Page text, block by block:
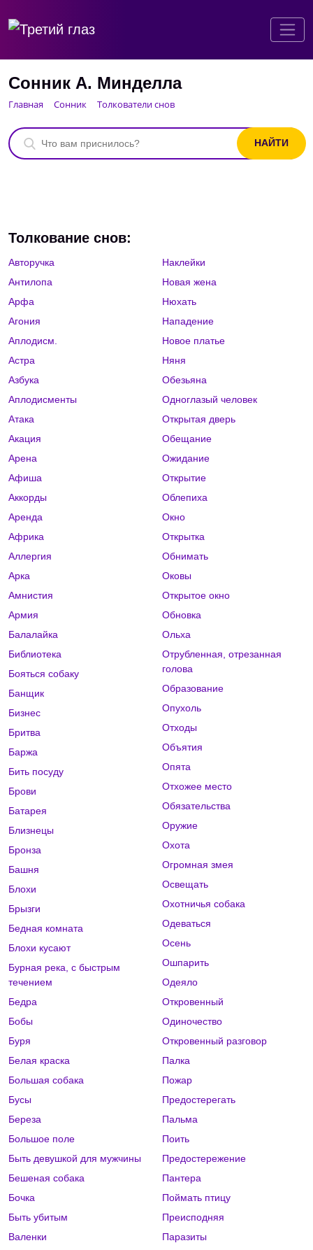
Сонник А. Минделла
Главная Сонник Толкователи снов
Толкование снов:
Авторучка
Антилопа
Арфа
Агония
Аплодисм.
Астра
Азбука
Аплодисменты
Атака
Акация
Арена
Афиша
Аккорды
Аренда
Африка
Аллергия
Арка
Амнистия
Армия
Балалайка
Библиотека
Бояться собаку
Банщик
Бизнес
Бритва
Баржа
Бить посуду
Брови
Батарея
Близнецы
Бронза
Башня
Блохи
Брызги
Бедная комната
Блохи кусают
Бурная река, с быстрым
течением
Бедра
Бобы
Буря
Белая краска
Большая собака
Бусы
Береза
Большое поле
Быть девушкой для мужчины
Бешеная собака
Бочка
Быть убитым
Валенки
Наклейки
Новая жена
Нюхать
Нападение
Новое платье
Няня
Обезьяна
Одноглазый человек
Открытая дверь
Обещание
Ожидание
Открытие
Облепиха
Окно
Открытка
Обнимать
Оковы
Открытое окно
Обновка
Ольха
Отрубленная, отрезанная
голова
Образование
Опухоль
Отходы
Объятия
Опята
Отхожее место
Обязательства
Оружие
Охота
Огромная змея
Освещать
Охотничья собака
Одеваться
Осень
Ошпарить
Одеяло
Откровенный
Одиночество
Откровенный разговор
Палка
Пожар
Предостерегать
Пальма
Поить
Предостережение
Пантера
Поймать птицу
Преисподняя
Паразиты